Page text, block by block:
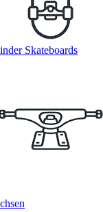
Skateboards